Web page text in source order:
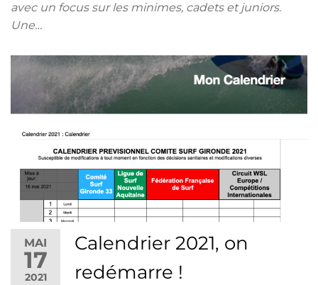
avec un focus sur les minimes, cadets et juniors.
Une…
MAI
17
2021
Calendrier 2021, on
redémarre !